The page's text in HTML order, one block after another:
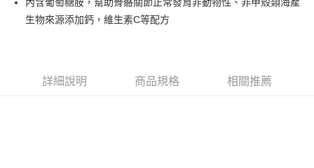
消。如遇「轉專審核」未通過狀況，表示未達大哥付你分期系統評分，恕無
法說明評估內容。
帳／街口支付／iPASS MONEY」等通路繳費。
付款後全家取貨(訂單門檻$4000以下)
每筆NT$120，滿NT$1,500(含以上)免運費
生物來源添加鈣，維生素C等配方
詳細說明 商品規格 相關推薦